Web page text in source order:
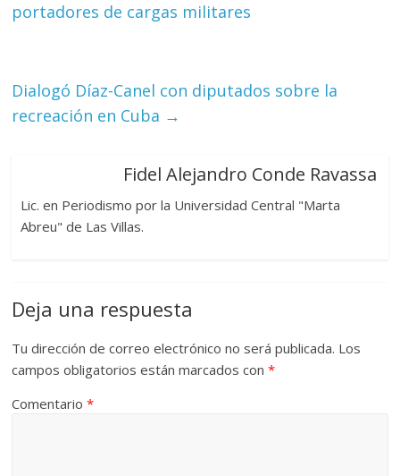
portadores de cargas militares
Dialogó Díaz-Canel con diputados sobre la
recreación en Cuba →
Fidel Alejandro Conde Ravassa
Lic. en Periodismo por la Universidad Central "Marta
Abreu" de Las Villas.
Deja una respuesta
Tu dirección de correo electrónico no será publicada. Los
campos obligatorios están marcados con*
Comentario*